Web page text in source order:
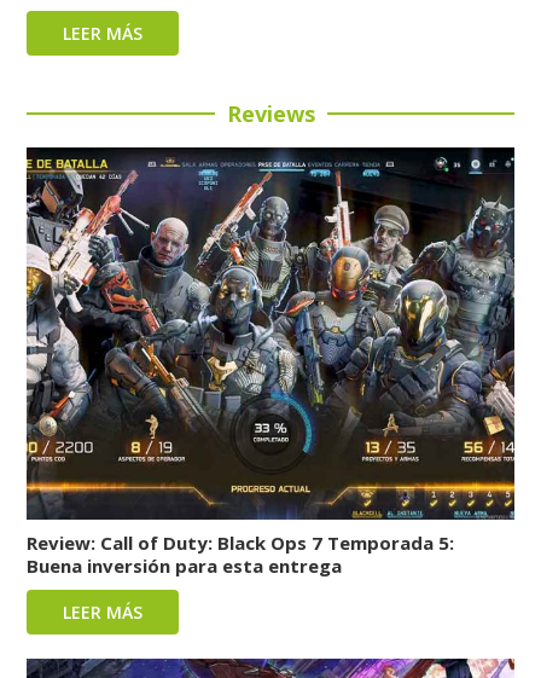
LEER MÁS
Reviews
Review: Call of Duty: Black Ops 7 Temporada 5:
Buena inversión para esta entrega
LEER MÁS